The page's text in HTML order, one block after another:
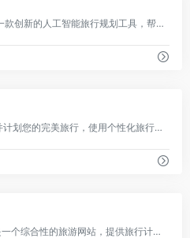
Triplay: Triplay.ai是一款创新的人工智能旅行规划工具，帮助用户创建独特的旅行体验。
Tripper Guide: 发现并计划您的完美旅行，使用个性化旅行指南和AI旅行规划。
Travopo: “Travopo是一个综合性的旅游网站，提供旅行计划工具和资源。”